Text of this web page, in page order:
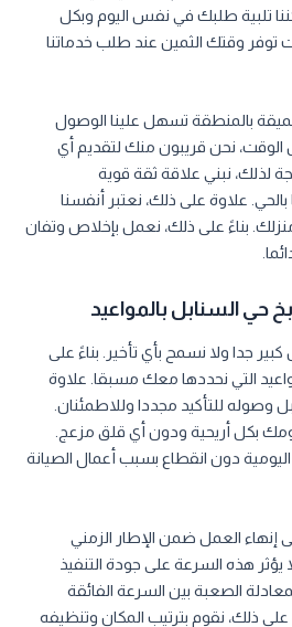
تلبية طلبك في نفس اليوم وبكل
توفر وقتك الثمين عند طلب خدماتنا
بالمنطقة تسهل علينا الوصول
نحن قريبون منك لتقديم أي
لذلك، نبني علاقة ثقة قوية
علاوة على ذلك، نعتبر أنفسنا
بناءً على ذلك، نعمل بإخلاص وتفان
حي السنابل بالمواعيد
جدا ولا نسمح بأي تأخير. بناءً على
التي نحددها معك مسبقا. علاوة
وصوله للتأكيد مجددا وللاطمئنان.
بكل أريحية ودون أي قلق مزعج.
دون انقطاع بسبب أعمال الصيانة
العمل ضمن الإطار الزمني
هذه السرعة على جودة التنفيذ
الصعبة بين السرعة الفائقة
على ذلك، نقوم بترتيب المكان وتنظيفه